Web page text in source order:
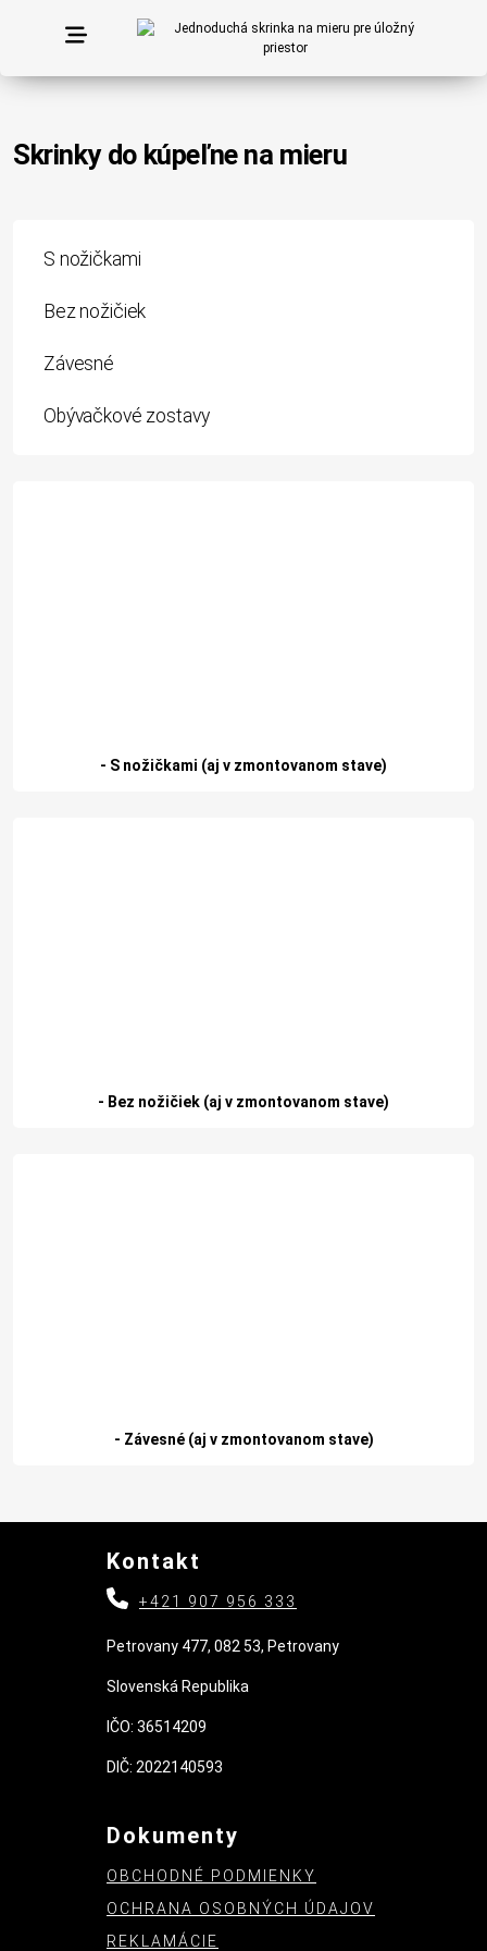
Skrinky do kúpeľne na mieru
S nožičkami
Bez nožičiek
Závesné
Obývačkové zostavy
- S nožičkami (aj v zmontovanom stave)
- Bez nožičiek (aj v zmontovanom stave)
- Závesné (aj v zmontovanom stave)
Kontakt
+421 907 956 333
Petrovany 477, 082 53, Petrovany
Slovenská Republika
IČO: 36514209
DIČ: 2022140593
Dokumenty
OBCHODNÉ PODMIENKY
OCHRANA OSOBNÝCH ÚDAJOV
REKLAMÁCIE